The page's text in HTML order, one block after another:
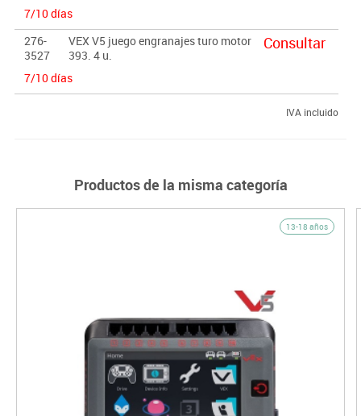
7/10 días
276-
3527
VEX V5 juego engranajes turo motor
393. 4 u.
7/10 días
Consultar
IVA incluido
Productos de la misma categoría
13-18 años